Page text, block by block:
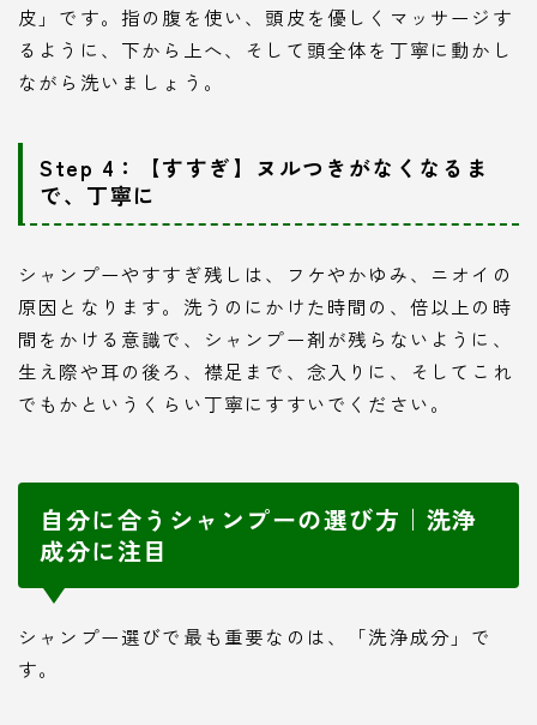
皮」です。指の腹を使い、頭皮を優しくマッサージす
るように、下から上へ、そして頭全体を丁寧に動かし
ながら洗いましょう。
Step 4：【すすぎ】ヌルつきがなくなるま
で、丁寧に
シャンプーやすすぎ残しは、フケやかゆみ、ニオイの
原因となります。洗うのにかけた時間の、倍以上の時
間をかける意識で、シャンプー剤が残らないように、
生え際や耳の後ろ、襟足まで、念入りに、そしてこれ
でもかというくらい丁寧にすすいでください。
自分に合うシャンプーの選び方｜洗浄
成分に注目
シャンプー選びで最も重要なのは、「洗浄成分」で
す。